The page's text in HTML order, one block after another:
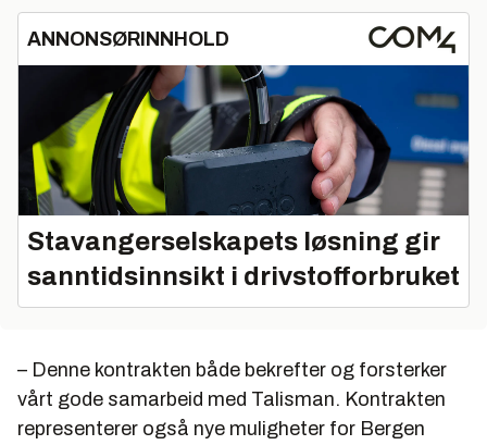
ANNONSØRINNHOLD
Stavangerselskapets løsning gir
sanntidsinnsikt i drivstofforbruket
– Denne kontrakten både bekrefter og forsterker
vårt gode samarbeid med Talisman. Kontrakten
representerer også nye muligheter for Bergen